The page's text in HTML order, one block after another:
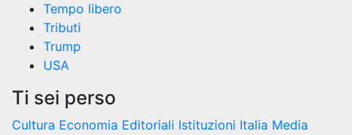
Tempo libero
Tributi
Trump
USA
Ti sei perso
Cultura Economia Editoriali Istituzioni Italia Media